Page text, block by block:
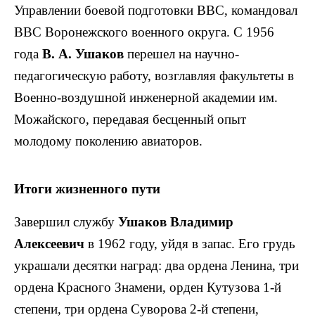
Управлении боевой подготовки ВВС, командовал
ВВС Воронежского военного округа. С 1956
года В. А. Ушаков перешел на научно-
педагогическую работу, возглавляя факультеты в
Военно-воздушной инженерной академии им.
Можайского, передавая бесценный опыт
молодому поколению авиаторов.
Итоги жизненного пути
Завершил службу Ушаков Владимир
Алексеевич в 1962 году, уйдя в запас. Его грудь
украшали десятки наград: два ордена Ленина, три
ордена Красного Знамени, орден Кутузова 1-й
степени, три ордена Суворова 2-й степени,